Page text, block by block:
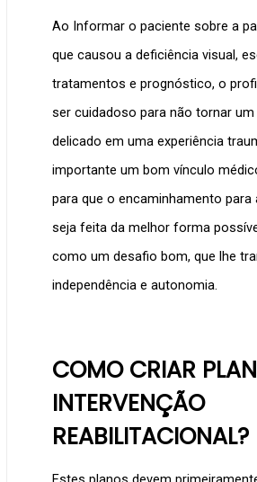
Ao Informar o paciente sobre a
que causou a deficiência visual,
tratamentos e prognóstico, o
ser cuidadoso para não tornar
delicado em uma experiência
importante um bom vínculo
para que o encaminhamento
seja feita da melhor forma
como um desafio bom, que lhe
independência e autonomia.
COMO CRIAR
INTERVENÇÃO
REABILITACIONAL?